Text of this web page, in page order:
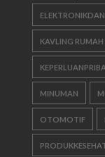
KAVLING RUMAH
MINUMAN
OTOMOTIF